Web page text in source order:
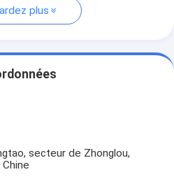
plus
secteur de Zhonglou,